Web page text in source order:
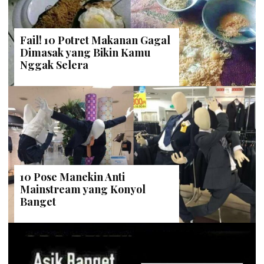
Fail! 10 Potret Makanan Gagal
Dimasak yang Bikin Kamu
Nggak Selera
10 Pose Manekin Anti
Mainstream yang Konyol
Banget